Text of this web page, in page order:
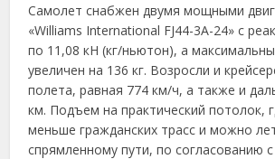
Самолет снабжен двумя мощными
«Williams International FJ44-3A-24» с
по 11,08 кН (кг/ньютон), а
увеличен на 136 кг. Возросли и
полета, равная 774 км/ч, а также и
км. Подъем на практический потолок,
меньше гражданских трасс и можно
спрямленному пути, по согласованию